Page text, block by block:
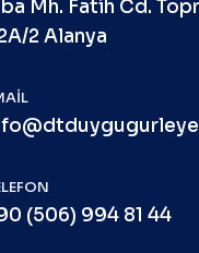
Mh. Fatih Cd.
2 Alanya
(506) 994 81 44